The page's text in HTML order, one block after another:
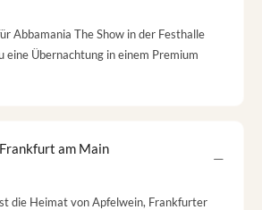
Abbamania The Show in der Festhalle
eine Übernachtung in einem Premium
am Main
die Heimat von Apfelwein, Frankfurter